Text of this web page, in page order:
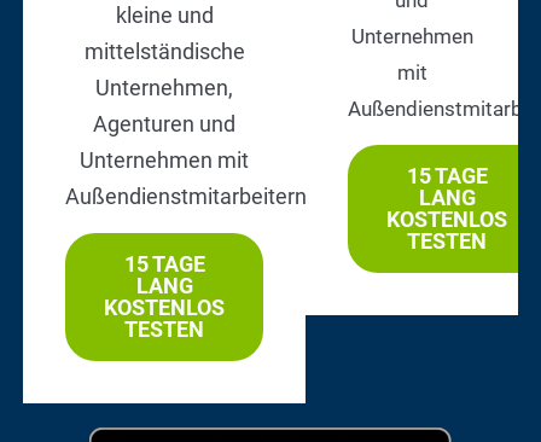
kleine und
mittelständische
Unternehmen,
Agenturen und
Unternehmen mit
Außendienstmitarbeitern.
15 TAGE
LANG
KOSTENLOS
TESTEN
Unternehmen
mit
15 TAGE
LANG
KOSTENLOS
TESTEN